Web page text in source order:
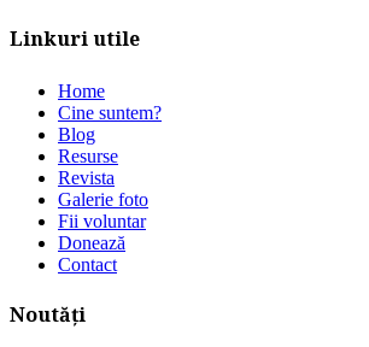
Linkuri utile
Home
Cine suntem?
Blog
Resurse
Revista
Galerie foto
Fii voluntar
Donează
Contact
Noutăți